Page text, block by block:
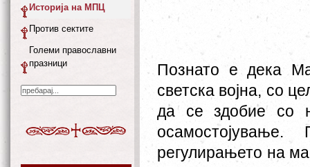
Познато е дека
светска војна, со
да се здобие со
регулирањето на
Историја на МПЦ
Против сектите
Големи православни
празници